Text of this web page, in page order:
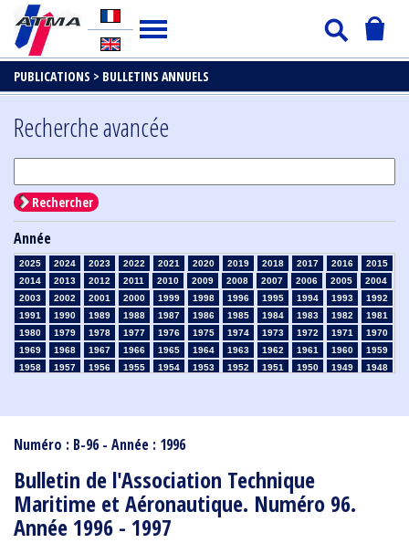
PUBLICATIONS > BULLETINS ANNUELS
Numéro : B-96 - Année : 1996
Bulletin de l'Association Technique
Maritime et Aéronautique. Numéro 96.
Année 1996 - 1997
Recherche avancée
Rechercher
Année
2025 2024 2023 2022 2021 2020 2019 2018 2017 2016
2015
2014
2013 2012 2011 2010 2009 2008 2007 2006 2005
2004
2003
2002 2001 2000 1999 1998 1996 1995 1994 1993
1992
1991
1990 1989 1988 1987 1986 1985 1984 1983 1982
1981
1980
1979 1978 1977 1976 1975 1974 1973 1972 1971
1970
1969
1968 1967 1966 1965 1964 1963 1962 1961 1960
1959
1958
1957 1956 1955 1954 1953 1952 1951 1950 1949
1948
1910
1909 1908 1906 1905 1904 1903 1902 1901 1900
1895